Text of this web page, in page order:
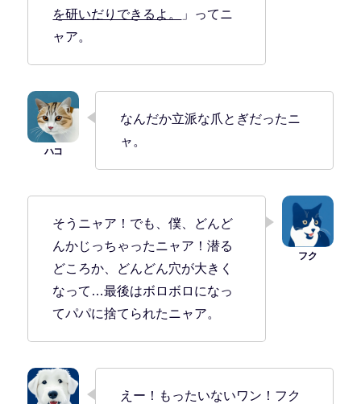
を研いだりできるよ。
」ってニ
ャア。
なんだか立派な爪とぎだったニ
ャ。
そうニャア！でも、僕、どんど
んかじっちゃったニャア！潜る
どころか、どんどん穴が大きく
なって…最後はボロボロになっ
てパパに捨てられたニャア。
えー！もったいないワン！フク